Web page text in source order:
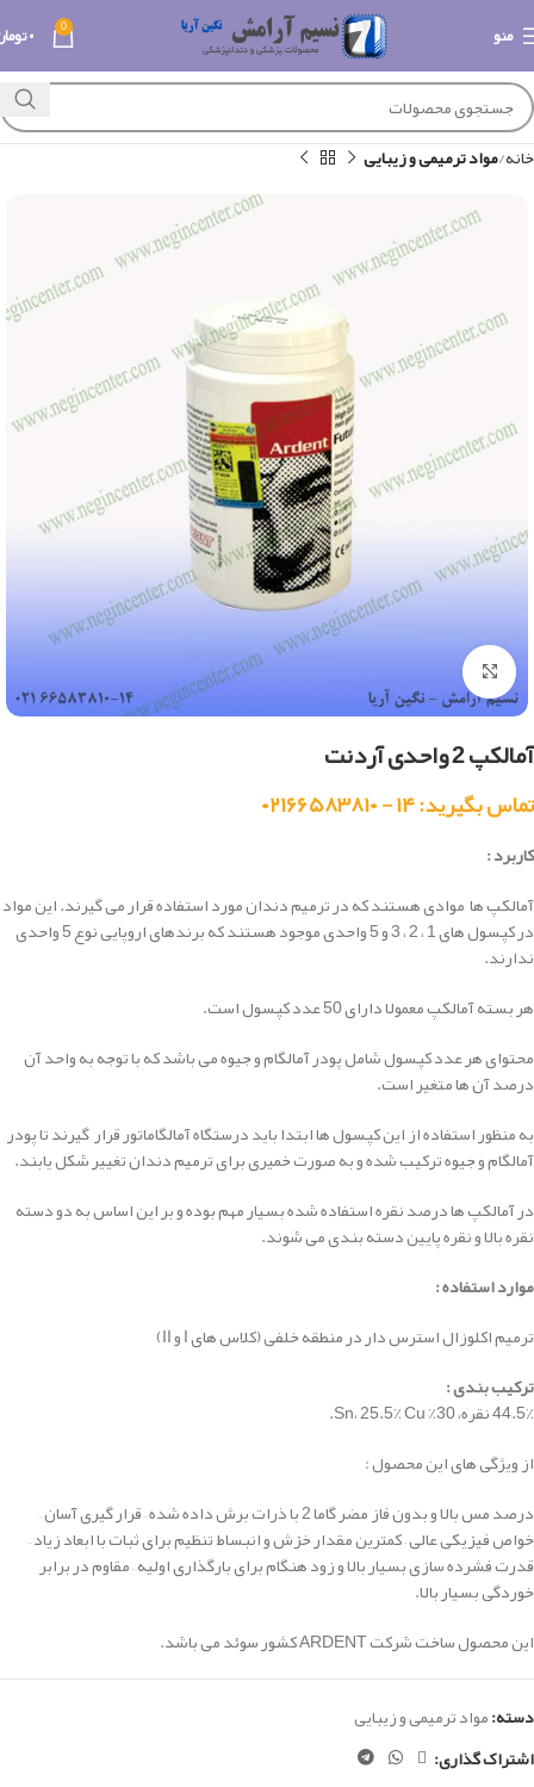
منو 0 ۰
خانه مواد ترمیمی و زیبایی
بزرگنمایی تصویر
آمالکپ 2 واحدی آردنت
تماس بگیرید: ۱۴ - ۰۲۱۶۶۵۸۳۸۱۰
کاربرد :
آمالکپ ها موادی هستند که در ترمیم دندان مورد استفاده قرار می گیرند. این مواد
در کپسول های 1 ، 2 ، 3 و 5 واحدی موجود هستند که برندهای اروپایی نوع 5 واحدی
ندارند.
هر بسته آمالکپ معمولا دارای 50 عدد کپسول است.
محتوای هر عدد کپسول شامل پودر آمالگام و جیوه می باشد که با توجه به واحد آن
درصد آن ها متغیر است.
به منظور استفاده از این کپسول ها ابتدا باید درستگاه آمالگاماتور قرار گیرند تا پودر
آمالگام و جیوه ترکیب شده و به صورت خمیری برای ترمیم دندان تغییر شکل یابند.
در آمالکپ ها درصد نقره استفاده شده بسیار مهم بوده و بر این اساس به دو دسته
نقره بالا و نقره پایین دسته بندی می شوند.
موارد استفاده :
ترمیم اکلوزال استرس دار در منطقه خلفی (کلاس های I و II)
ترکیب بندی:
44.5٪ نقره، 30٪ Sn، 25.5٪ Cu.
از ویژگی های این محصول :
درصد مس بالا و بدون فاز مضر گاما 2 با ذرات برش داده شده –
قرار گیری آسان –
خواص فیزیکی عالی – کمترین مقدار خزش و انبساط تنظیم برای ثبات با ابعاد زیاد –
قدرت فشرده سازی بسیار بالا و زود هنگام برای بارگذاری اولیه – مقاوم در برابر
خوردگی بسیار بالا.
این محصول ساخت شرکت ARDENT کشور سوئد می باشد.
دسته:مواد ترمیمی و زیبایی
اشتراک گذاری: